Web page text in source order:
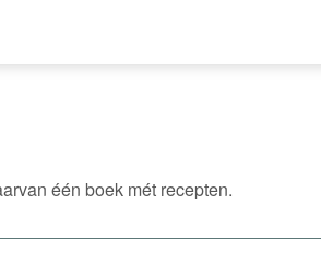
één boek mét recepten.